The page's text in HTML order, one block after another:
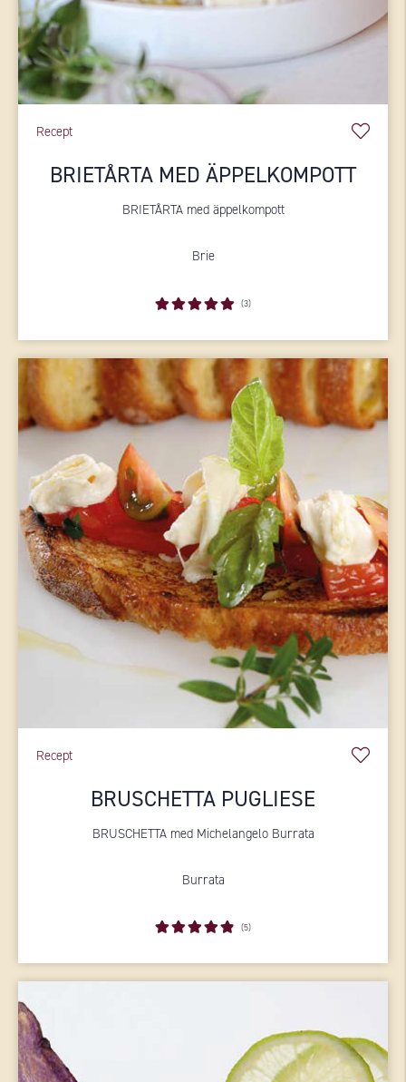
Recept
BRIETÅRTA MED ÄPPELKOMPOTT
BRIETÅRTA med äppelkompott
Brie
(3)
Recept
BRUSCHETTA PUGLIESE
BRUSCHETTA med Michelangelo Burrata
Burrata
(5)